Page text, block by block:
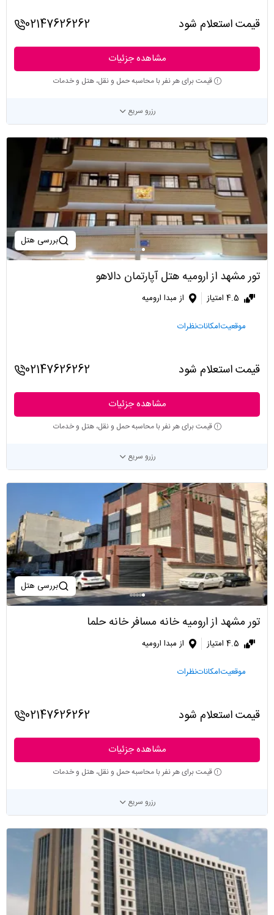
قیمت استعلام شود 02147626262
مشاهده جزئیات
قیمت برای هر نفر با محاسبه حمل و نقل، هتل و خدمات
رزرو سریع
بررسی هتل
تور مشهد از ارومیه هتل آپارتمان دالاهو
4.5 امتیاز از مبدا ارومیه
موقعیتامکاناتنظرات
قیمت استعلام شود 02147626262
مشاهده جزئیات
قیمت برای هر نفر با محاسبه حمل و نقل، هتل و خدمات
رزرو سریع
بررسی هتل
تور مشهد از ارومیه خانه مسافر خانه حلما
4.5 امتیاز از مبدا ارومیه
موقعیتامکاناتنظرات
قیمت استعلام شود 02147626262
مشاهده جزئیات
قیمت برای هر نفر با محاسبه حمل و نقل، هتل و خدمات
رزرو سریع